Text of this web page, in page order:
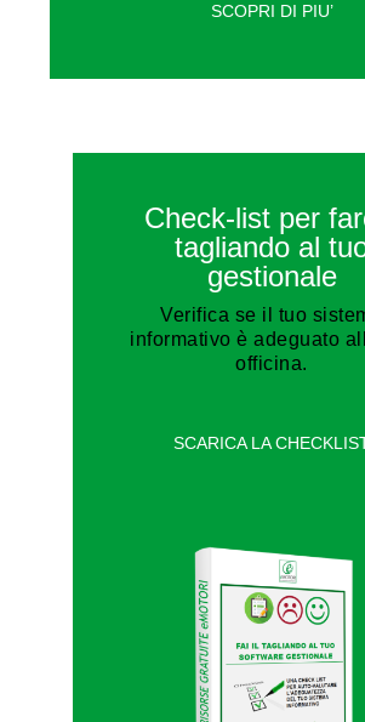
SCOPRI DI PIU’
Check-list per
tagliando al
gestionale
Verifica se il tuo
informativo è adeguato
officina.
SCARICA LA